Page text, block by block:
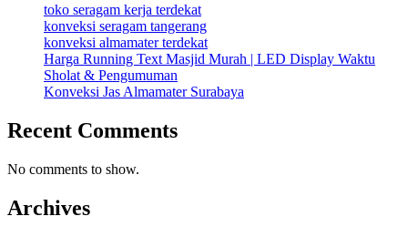
toko seragam kerja terdekat
konveksi seragam tangerang
konveksi almamater terdekat
Harga Running Text Masjid Murah | LED Display Waktu
Sholat & Pengumuman
Konveksi Jas Almamater Surabaya
Recent Comments
No comments to show.
Archives